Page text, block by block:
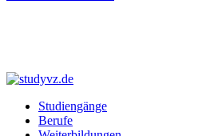
Studiengänge
Berufe